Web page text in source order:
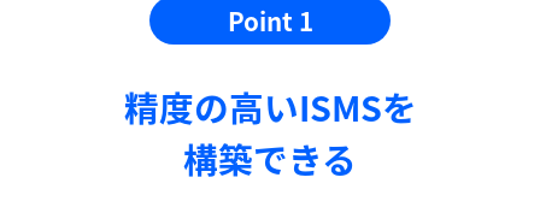
Point 1
精度の⾼いISMSを
構築できる